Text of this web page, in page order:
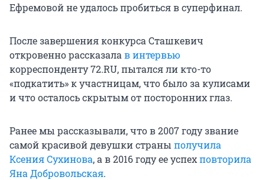
Ефремовой не удалось пробиться в суперфинал.
После завершения конкурса Сташкевич
откровенно рассказала в интервью
корреспонденту 72.RU, пытался ли кто-то
«подкатить» к участницам, что было за кулисами
и что осталось скрытым от посторонних глаз.
Ранее мы рассказывали, что в 2007 году звание
самой красивой девушки страны получила
Ксения Сухинова, а в 2016 году ее успехповторила
Яна Добровольская.